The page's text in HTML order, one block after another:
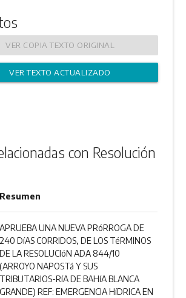
VER COPIA TEXTO ORIGINAL
VER TEXTO ACTUALIZADO
con Resolución
Resumen
APRUEBA UNA NUEVA PRóRROGA DE
240 DíAS CORRIDOS, DE LOS TéRMINOS
DE LA RESOLUCIóN ADA 844/10
(ARROYO NAPOSTá Y SUS
TRIBUTARIOS-RíA DE BAHíA BLANCA
GRANDE) REF: EMERGENCIA HíDRICA EN